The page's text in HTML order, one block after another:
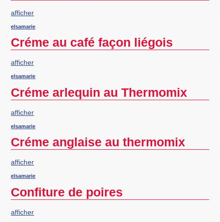
afficher
elsamarie
Créme au café façon liégois
afficher
elsamarie
Créme arlequin au Thermomix
afficher
elsamarie
Créme anglaise au thermomix
afficher
elsamarie
Confiture de poires
afficher